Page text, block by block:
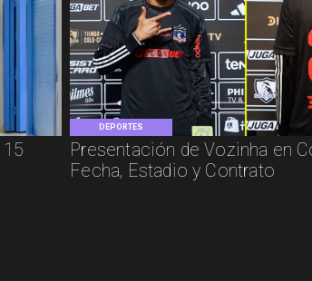
DEPORTES
Presentación de Vozinha en
Fecha, Estadio y Contrato